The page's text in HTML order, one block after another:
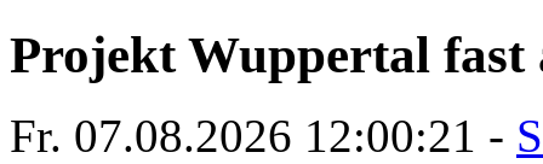
Projekt Wuppertal fast
Fr. 07.08.2026 12:00:22 -